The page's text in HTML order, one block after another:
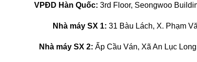
VPĐD Hàn Quốc: 3rd Floor, Seongwoo
Nhà máy SX 1: 31 Bàu Lách, X. Phạm
Nhà máy SX 2: Ấp Cầu Ván, Xã An Lục